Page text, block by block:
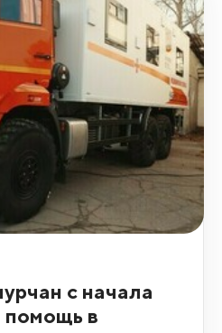
с начала
помощь в